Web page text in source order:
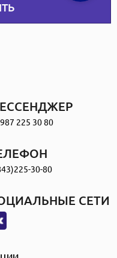
225 30 80
30-80
СЕТИ